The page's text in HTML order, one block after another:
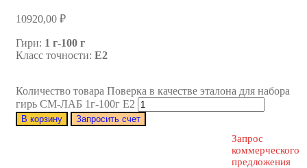
10920,00 ₽
Гири: 1 г-100 г
Класс точности: E2
Количество товара Поверка в качестве эталона для набора
гирь СМ-ЛАБ 1г-100г E2
В корзину Запросить счет
Запрос
коммерческого
предложения